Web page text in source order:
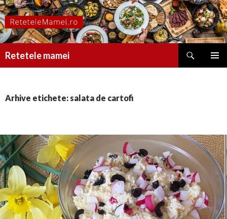
Retetele mamei
Arhive etichete: salata de cartofi